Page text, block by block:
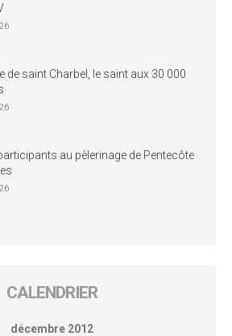
de saint Charbel, le saint aux 30 000
au pèlerinage de Pentecôte
CALENDRIER
décembre 2012